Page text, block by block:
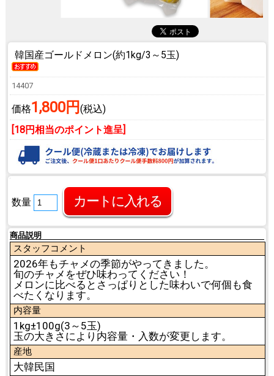
韓国産ゴールドメロン(約1kg/3～5玉)
14407
価格1,800円 (税込)
[18円相当のポイント進呈]
数量
商品説明
スタッフコメント
2026年もチャメの季節がやってきました。
旬のチャメをぜひ味わってください！
メロンに比べるとさっぱりとした味わいで何個も食
べたくなります。
内容量
1kg±100g(3～5玉)
玉の大きさにより内容量・入数が変更します。
産地
大韓民国